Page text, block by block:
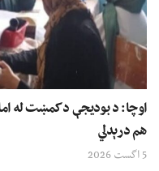
اوچا: د بودیجې د کمښت له
هم درېدلي
5 اگست 2026